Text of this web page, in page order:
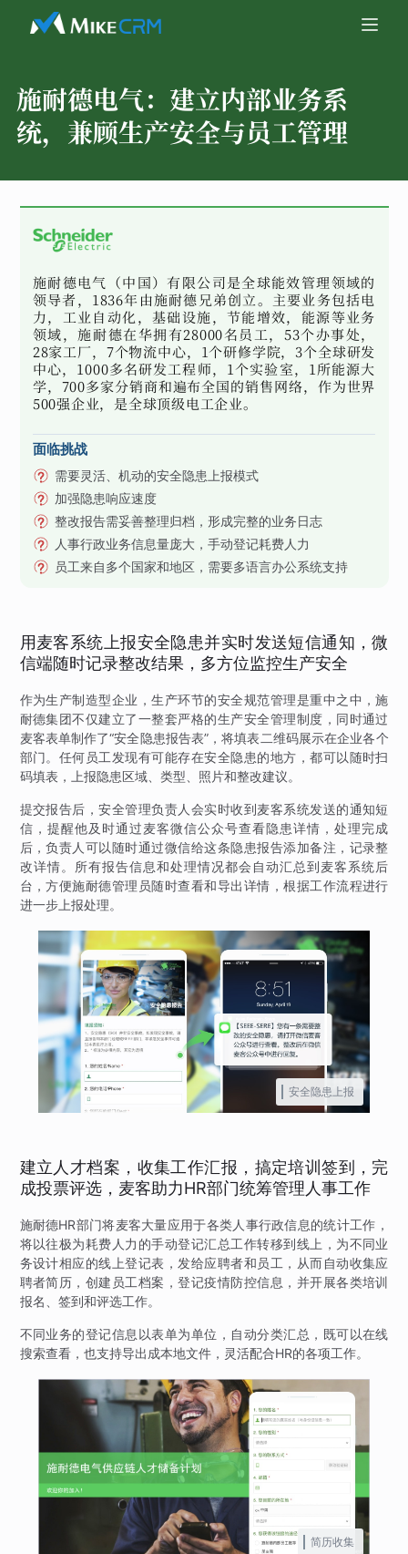
施耐德电气： 建立内部业务系
统，兼顾生产安全与员工管理
施耐德电气（中国）有限公司是全球能效管理领域的
领导者，1836年由施耐德兄弟创立。主要业务包括电
力，工业自动化，基础设施，节能增效，能源等业务
领域，施耐德在华拥有28000名员工，53个办事处，
28家工厂，7个物流中心，1个研修学院，3个全球研发
中心，1000多名研发工程师，1个实验室，1所能源大
学，700多家分销商和遍布全国的销售网络，作为世界
500强企业，是全球顶级电工企业。
面临挑战
需要灵活、机动的安全隐患上报模式
加强隐患响应速度
整改报告需妥善整理归档，形成完整的业务日志
人事行政业务信息量庞大，手动登记耗费人力
员工来自多个国家和地区，需要多语言办公系统支持
用麦客系统上报安全隐患并实时发送短信通知，微
信端随时记录整改结果，多方位监控生产安全
作为生产制造型企业，生产环节的安全规范管理是重中之中，施
耐德集团不仅建立了一整套严格的生产安全管理制度，同时通过
麦客表单制作了“安全隐患报告表”，将填表二维码展示在企业各个
部门。任何员工发现有可能存在安全隐患的地方，都可以随时扫
码填表，上报隐患区域、类型、照片和整改建议。
提交报告后，安全管理负责人会实时收到麦客系统发送的通知短
信，提醒他及时通过麦客微信公众号查看隐患详情，处理完成
后，负责人可以随时通过微信给这条隐患报告添加备注，记录整
改详情。所有报告信息和处理情况都会自动汇总到麦客系统后
台，方便施耐德管理员随时查看和导出详情，根据工作流程进行
进一步上报处理。
安全隐患上报
建立人才档案，收集工作汇报，搞定培训签到，完
成投票评选，麦客助力HR部门统筹管理人事工作
施耐德HR部门将麦客大量应用于各类人事行政信息的统计工作，
将以往极为耗费人力的手动登记汇总工作转移到线上，为不同业
务设计相应的线上登记表，发给应聘者和员工，从而自动收集应
聘者简历，创建员工档案，登记疫情防控信息，并开展各类培训
报名、签到和评选工作。
不同业务的登记信息以表单为单位，自动分类汇总，既可以在线
搜索查看，也支持导出成本地文件，灵活配合HR的各项工作。
简历收集